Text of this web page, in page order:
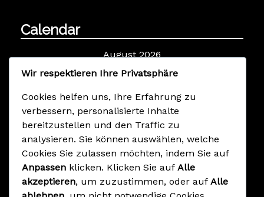
Calendar
August 2026
M
D M D F
3
4 5 6 7 8
11 13 14
17
18 19 20 21 22
24
25 26 27 28 29
30
31
Wir respektieren Ihre Privatsphäre
Cookies helfen uns, Ihre Erfahrung zu
verbessern, personalisierte Inhalte
bereitzustellen und den Traffic zu
analysieren. Sie können auswählen, welche
Cookies Sie zulassen möchten, indem Sie auf
Anpassen klicken. Klicken Sie auf Alle
akzeptieren, um zuzustimmen, oder auf Alle